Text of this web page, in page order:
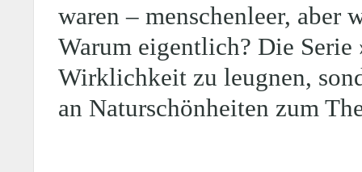
waren – menschenleer, aber
Warum eigentlich? Die
Wirklichkeit zu leugnen,
an Naturschönheiten zum